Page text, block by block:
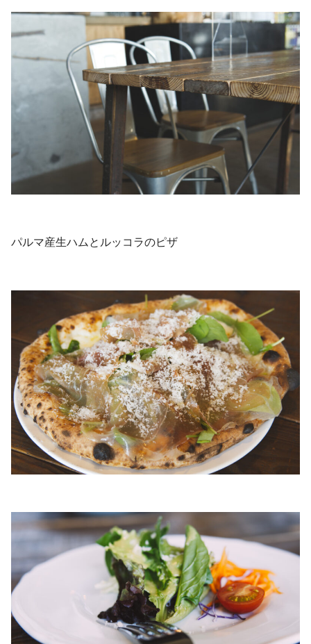
パルマ産生ハムとルッコラのピザ